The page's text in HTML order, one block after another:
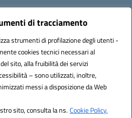
di tracciamento
strumenti di profilazione degli utenti -
cookies tecnici necessari al
sito, alla fruibilità dei servizi
– sono utilizzati, inoltre,
messi a disposizione da Web
sito, consulta la ns.Cookie Policy.
Molfetta
BARH04000D@pec.istruzione.it
by 3D Solution S.r.l.